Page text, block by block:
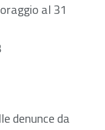
al 31
214.20 kB
denunce da